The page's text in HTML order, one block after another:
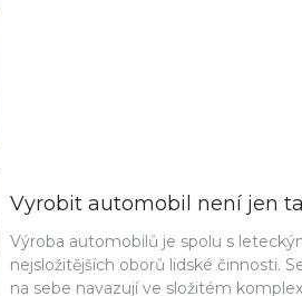
Vyrobit automobil není jen
Výroba automobilů je spolu s
nejsložitějších oborů lidské činnosti.
na sebe navazují ve složitém